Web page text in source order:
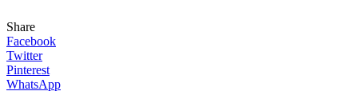
Share
Facebook
Twitter
Pinterest
WhatsApp